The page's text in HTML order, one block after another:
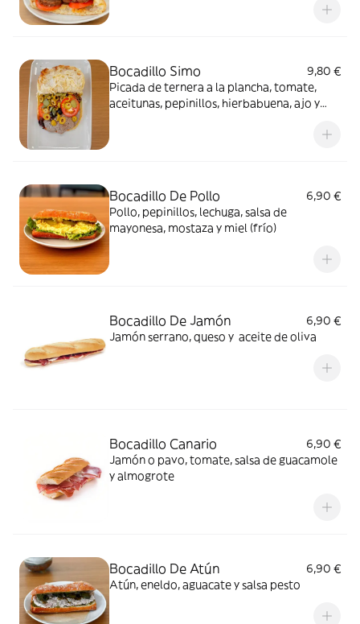
Bocadillo Simo
9,80 €
Picada de ternera a la plancha, tomate,
aceitunas, pepinillos, hierbabuena, ajo y
Bocadillo De Pollo
6,90 €
Pollo, pepinillos, lechuga, salsa de
mayonesa, mostaza y miel (frío)
Bocadillo De Jamón
6,90 €
Jamón serrano, queso y aceite de oliva
Bocadillo Canario
6,90 €
Jamón o pavo, tomate, salsa de guacamole
y almogrote
Bocadillo De Atún
6,90 €
Atún, eneldo, aguacate y salsa pesto